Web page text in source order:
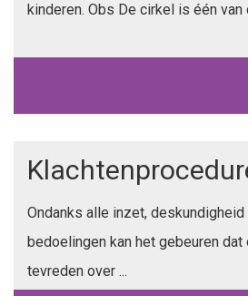
kinderen. Obs De cirkel is één van
Ondanks alle inzet, deskundigheid
bedoelingen kan het gebeuren
tevreden over ...